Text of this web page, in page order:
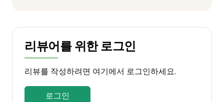
리뷰어를 위한 로그인
리뷰를 작성하려면 여기에서 로그인하세요.
로그인